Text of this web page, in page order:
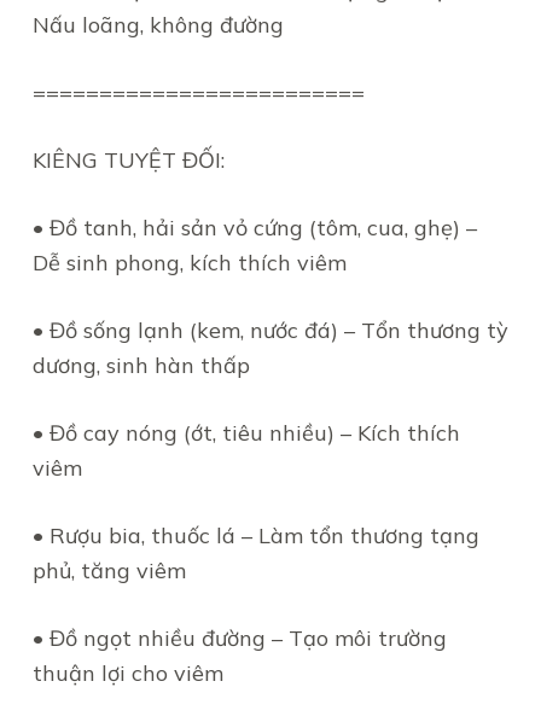
Nấu loãng, không đường
=========================
KIÊNG TUYỆT ĐỐI:
• Đồ tanh, hải sản vỏ cứng (tôm, cua, ghẹ) –
Dễ sinh phong, kích thích viêm
• Đồ sống lạnh (kem, nước đá) – Tổn thương tỳ
dương, sinh hàn thấp
• Đồ cay nóng (ớt, tiêu nhiều) – Kích thích
viêm
• Rượu bia, thuốc lá – Làm tổn thương tạng
phủ, tăng viêm
• Đồ ngọt nhiều đường – Tạo môi trường
thuận lợi cho viêm